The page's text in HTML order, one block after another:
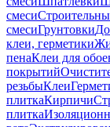
смеси
смесиГрунтовки
клеи, герметики
пенаКлеи для
покрытий
резьбыКлеи
плиткаКирпичи
плитка